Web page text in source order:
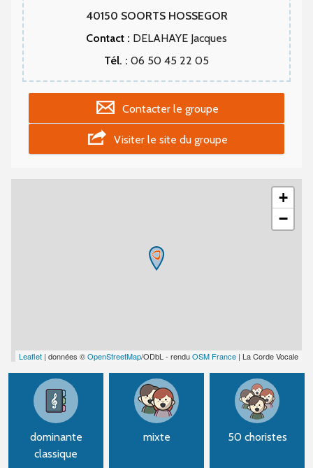
40150 SOORTS HOSSEGOR
Contact : DELAHAYE Jacques
Tél. : 06 50 45 22 05
Contacter le groupe
Visiter le site du groupe
+
−
Leaflet | données ©OpenStreetMap/ODbL - renduOSM France | La Corde Vocale
dominante
classique
mixte 50 choristes